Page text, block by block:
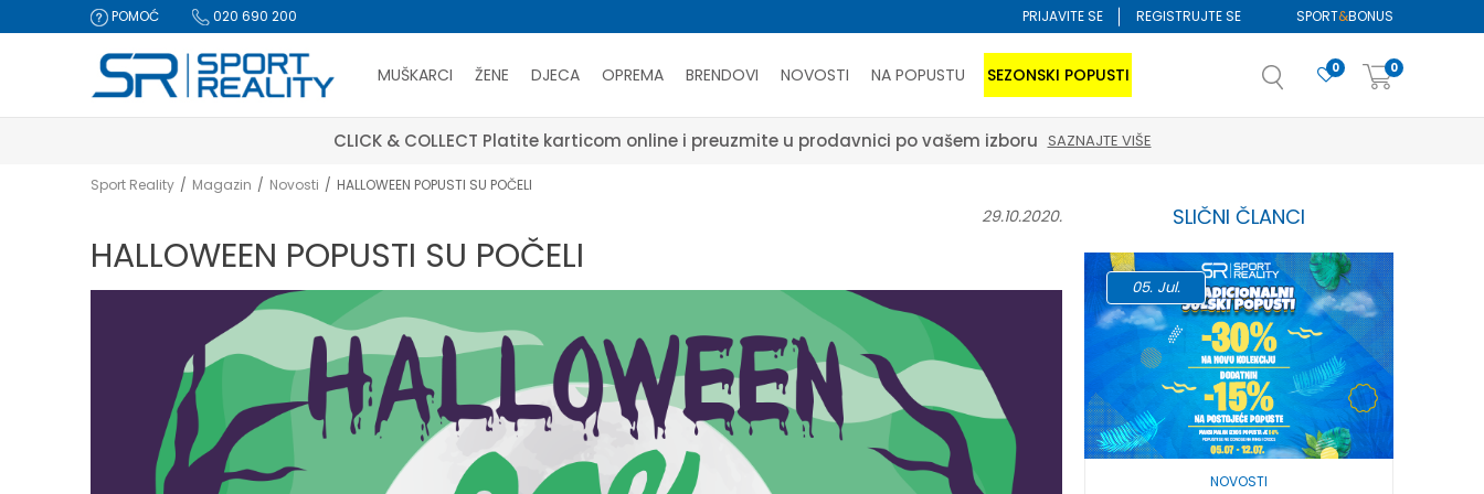
POMOĆ 020 690 200 SPORT&BONUS
PRIJAVITE SE REGISTRUJTE SE
MUŠKARCI ŽENE DJECA OPREMA BRENDOVI NOVOSTI NA POPUSTU SEZONSKI POPUSTI 0
0
CLICK & COLLECT Platite karticom online i preuzmite u prodavnici po vašem izboru SAZNAJTE VIŠE
Sport Reality Magazin Novosti HALLOWEEN POPUSTI SU POČELI
29.10.2020.
HALLOWEEN POPUSTI SU POČELI
SLIČNI ČLANCI
17. May.
NOVOSTI
05. Jul.
NOVOSTI